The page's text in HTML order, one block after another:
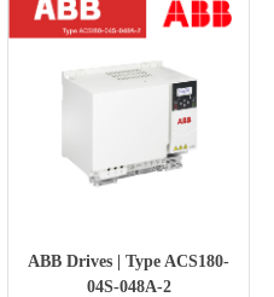
ABB Drives | Type ACS180-
04S-048A-2